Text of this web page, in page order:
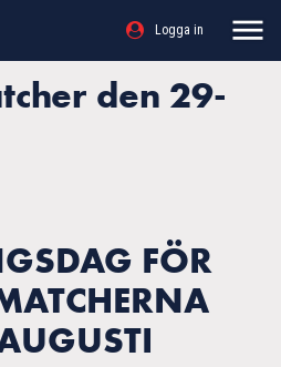
Logga in
den 29-
FÖR